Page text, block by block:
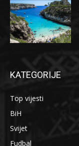
KATEGORIJE
Top vijesti
BiH
Svijet
Fudbal